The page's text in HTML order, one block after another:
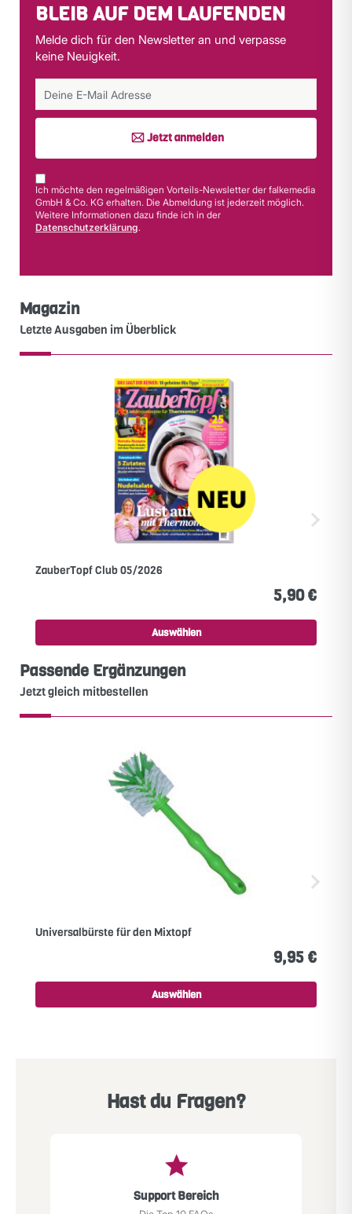
BLEIB AUF DEM LAUFENDEN
Melde dich für den Newsletter an und verpasse
keine Neuigkeit.
Jetzt anmelden
Ich möchte den regelmäßigen Vorteils-Newsletter der falkemedia
GmbH & Co. KG erhalten. Die Abmeldung ist jederzeit möglich.
Weitere Informationen dazu finde ich in der
Datenschutzerklärung.
Magazin
Letzte Ausgaben im Überblick
ZauberTopf Club 05/2026
5,90 €
Auswählen
Passende Ergänzungen
Jetzt gleich mitbestellen
Universalbürste für den Mixtopf
9,95 €
Auswählen
Hast du Fragen?
Support Bereich